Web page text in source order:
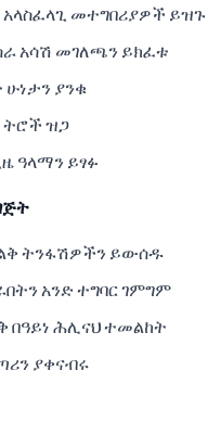
መተግበሪያዎች ይዝጉ
አሳሽ መገለጫን ይክፈቱ
ሁነታን ያንቁ
ዝጋ
ዓላማን ይፃፉ
ትንፋሽዎችን ይውሰዱ
አንድ ተግባር ገምግም
በዓይነ ሕሊናህ ተመልከት
ያቀናብሩ